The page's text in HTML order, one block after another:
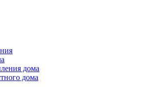
дома
дома